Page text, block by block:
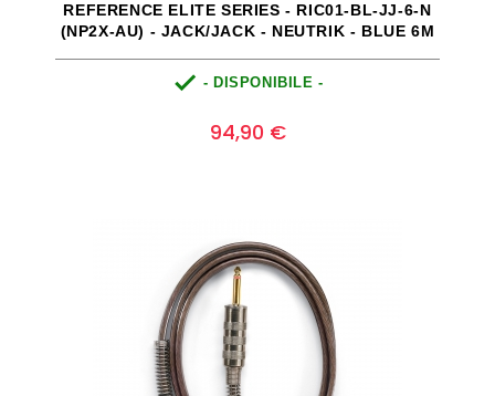
REFERENCE ELITE SERIES - RIC01-BL-JJ-6-N
(NP2X-AU) - JACK/JACK - NEUTRIK - BLUE 6M
 - DISPONIBILE -
94,90 €